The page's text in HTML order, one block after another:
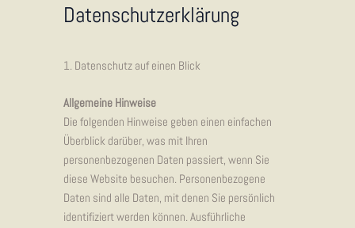
Datenschutzerklärung
1. Datenschutz auf einen Blick
Allgemeine Hinweise
Die folgenden Hinweise geben einen einfachen
Überblick darüber, was mit Ihren
personenbezogenen Daten passiert, wenn Sie
diese Website besuchen. Personenbezogene
Daten sind alle Daten, mit denen Sie persönlich
identifiziert werden können. Ausführliche